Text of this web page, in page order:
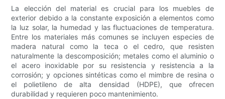
La elección del material es crucial para los muebles de
exterior debido a la constante exposición a elementos como
la luz solar, la humedad y las fluctuaciones de temperatura.
Entre los materiales más comunes se incluyen especies de
madera natural como la teca o el cedro, que resisten
naturalmente la descomposición; metales como el aluminio o
el acero inoxidable por su resistencia y resistencia a la
corrosión; y opciones sintéticas como el mimbre de resina o
el polietileno de alta densidad (HDPE), que ofrecen
durabilidad y requieren poco mantenimiento.